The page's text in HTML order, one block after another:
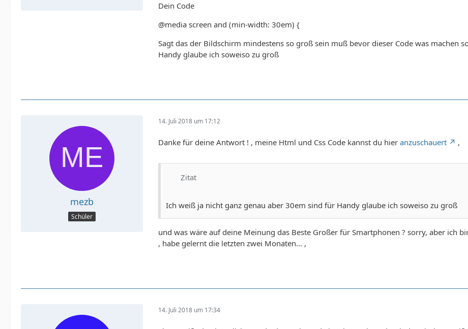
Dein Code
@media screen and (min-width: 30em) {
Sagt das der Bildschirm mindestens so groß sein muß bevor dieser Code was machen
Handy glaube ich soweiso zu groß
mezb
Schüler
14. Juli 2018 um 17:12
Danke für deine Antwort ! , meine Html und Css Code kannst du hier anzuschauert ,
Zitat
Ich weiß ja nicht ganz genau aber 30em sind für Handy glaube ich soweiso zu groß
und was wäre auf deine Meinung das Beste Großer für Smartphonen ? sorry, aber ich
, habe gelernt die letzten zwei Monaten... ,
14. Juli 2018 um 17:34